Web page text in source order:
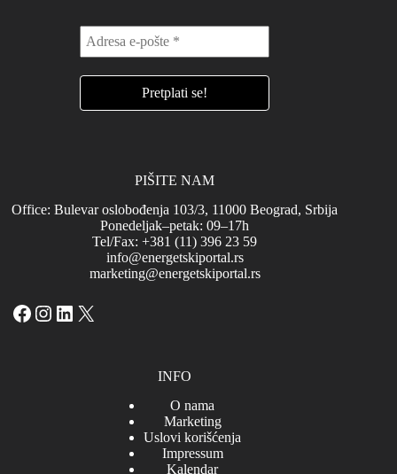
PIŠITE NAM
Office: Bulevar oslobođenja 103/3, 11000 Beograd, Srbija
Ponedeljak–petak: 09–17h
Tel/Fax: +381 (11) 396 23 59
info@energetskiportal.rs
marketing@energetskiportal.rs
Facebook
Instagram
LinkedIn
X
INFO
O nama
Marketing
Uslovi korišćenja
Impressum
Kalendar